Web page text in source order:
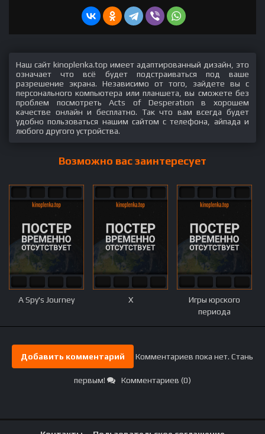
Наш сайт kinoplenka.top имеет адаптированный дизайн, это
означает что всё будет подстраиваться под ваше
разрешение экрана. Независимо от того, зайдете вы с
персонального компьютера или планшета, вы сможете без
проблем посмотреть Acts of Desperation в хорошем
качестве онлайн и бесплатно. Так что вам всегда будет
удобно пользоваться нашим сайтом с телефона, айпада и
любого другого устройства.
Возможно вас заинтересует
A Spy's Journey X
Игры юрского
периода
Добавить комментарий Комментариев пока нет. Стань
первым! Комментариев (0)